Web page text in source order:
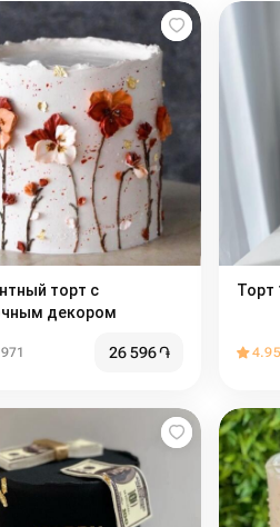
торт с
декором
971 26 596֏
Торт
4.95